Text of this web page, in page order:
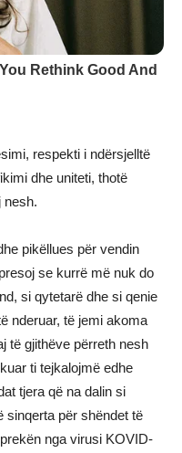
respekti i ndërsjelltë
dhe uniteti, thotë
nesh.
pikëllues për vendin
se kurrë më nuk do
si qytetarë dhe si qenie
nderuar, të jemi akoma
të gjithëve përreth nesh
ti tejkalojmë edhe
tjera që na dalin si
sinqerta për shëndet të
nga virusi KOVID-